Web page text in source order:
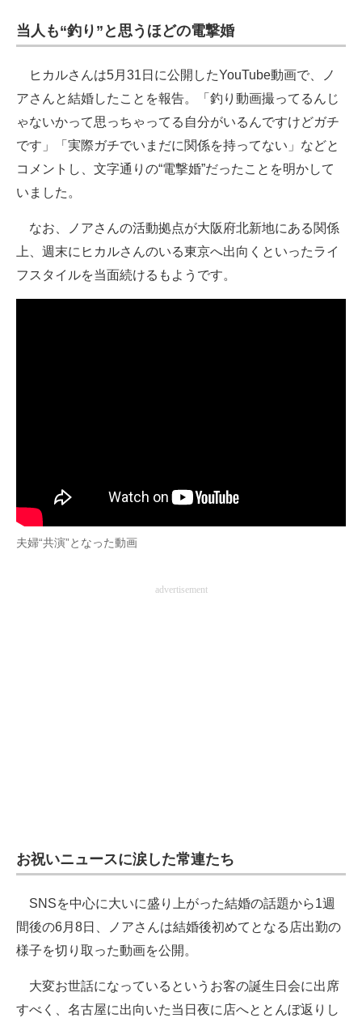
建設×テクノロジーの最前線
ちょっと気になるネットの話題
当人も“釣り”と思うほどの電撃婚
ヒカルさんは5月31日に公開したYouTube動画で、ノ
アさんと結婚したことを報告。「釣り動画撮ってるんじ
ゃないかって思っちゃってる自分がいるんですけどガチ
です」「実際ガチでいまだに関係を持ってない」などと
コメントし、文字通りの“電撃婚”だったことを明かして
いました。
なお、ノアさんの活動拠点が大阪府北新地にある関係
上、週末にヒカルさんのいる東京へ出向くといったライ
フスタイルを当面続けるもようです。
夫婦“共演”となった動画
advertisement
お祝いニュースに涙した常連たち
SNSを中心に大いに盛り上がった結婚の話題から1週
間後の6月8日、ノアさんは結婚後初めてとなる店出勤の
様子を切り取った動画を公開。
大変お世話になっているというお客の誕生日会に出席
すべく、名古屋に出向いた当日夜に店へととんぼ返りし